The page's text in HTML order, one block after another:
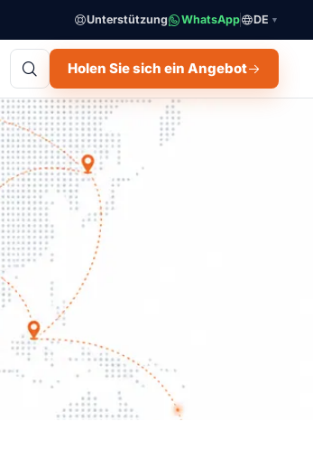
Unterstützung WhatsApp DE ▼
Holen Sie sich ein Angebot